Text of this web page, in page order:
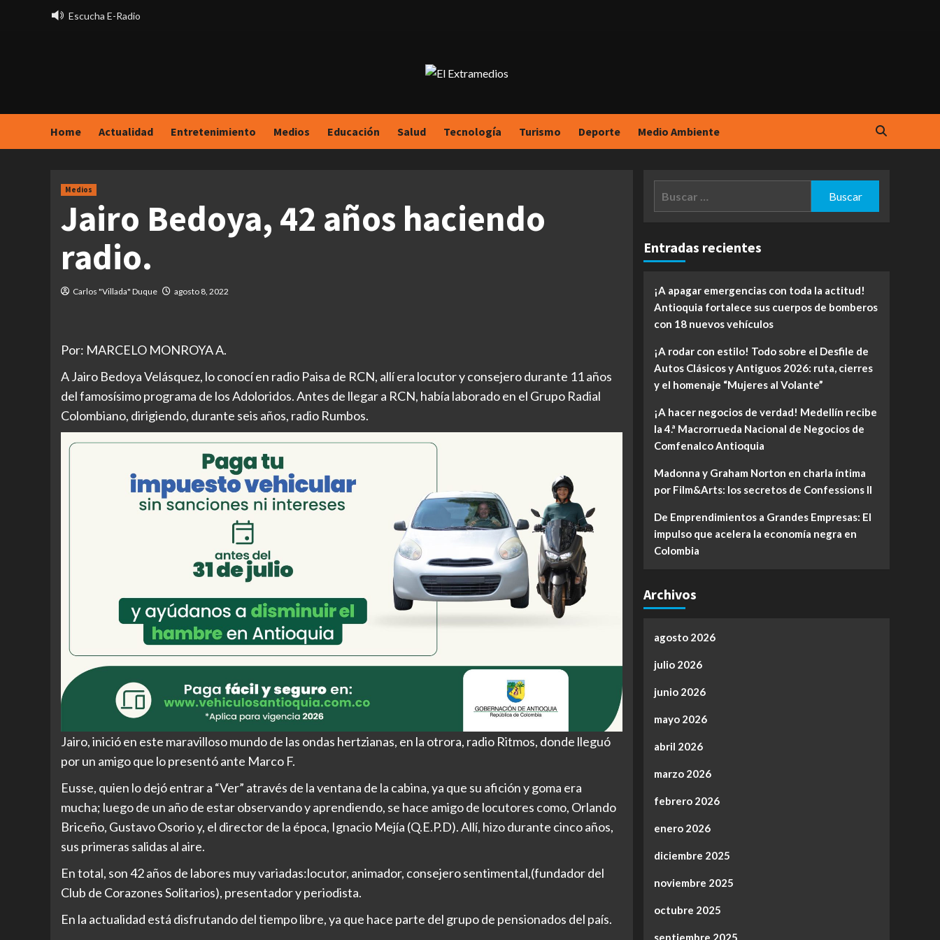
Escucha E-Radio
Home Actualidad Entretenimiento Medios Educación Salud Tecnología Turismo Deporte Medio Ambiente
Medios
Jairo Bedoya, 42 años haciendo
radio.
Carlos "Villada" Duque agosto 8, 2022
Por: MARCELO MONROYA A.
A Jairo Bedoya Velásquez, lo conocí en radio Paisa de RCN, allí era locutor y consejero durante 11 años
del famosísimo programa de los Adoloridos. Antes de llegar a RCN, había laborado en el Grupo Radial
Colombiano, dirigiendo, durante seis años, radio Rumbos.
Jairo, inició en este maravilloso mundo de las ondas hertzianas, en la otrora, radio Ritmos, donde lleguó
por un amigo que lo presentó ante Marco F.
Eusse, quien lo dejó entrar a “Ver” através de la ventana de la cabina, ya que su afición y goma era
mucha; luego de un año de estar observando y aprendiendo, se hace amigo de locutores como, Orlando
Briceño, Gustavo Osorio y, el director de la época, Ignacio Mejía (Q.E.P.D). Allí, hizo durante cinco años,
sus primeras salidas al aire.
En total, son 42 años de labores muy variadas:locutor, animador, consejero sentimental,(fundador del
Club de Corazones Solitarios), presentador y periodista.
En la actualidad está disfrutando del tiempo libre, ya que hace parte del grupo de pensionados del país.
Entradas recientes
¡A apagar emergencias con toda la actitud!
Antioquia fortalece sus cuerpos de bomberos
con 18 nuevos vehículos
¡A rodar con estilo! Todo sobre el Desfile de
Autos Clásicos y Antiguos 2026: ruta, cierres
y el homenaje “Mujeres al Volante”
¡A hacer negocios de verdad! Medellín recibe
la 4.ª Macrorrueda Nacional de Negocios de
Comfenalco Antioquia
Madonna y Graham Norton en charla íntima
por Film&Arts: los secretos de Confessions II
De Emprendimientos a Grandes Empresas: El
impulso que acelera la economía negra en
Colombia
Archivos
agosto 2026
julio 2026
junio 2026
mayo 2026
abril 2026
marzo 2026
febrero 2026
enero 2026
diciembre 2025
noviembre 2025
octubre 2025